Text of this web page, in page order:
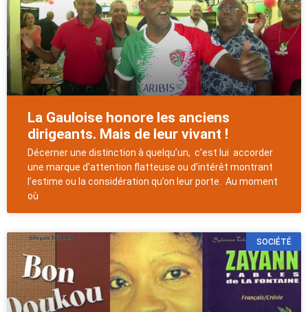
La Gauloise honore les anciens
dirigeants. Mais de leur vivant !
Décerner une distinction à quelqu’un, c’est lui accorder
une marque d’attention flatteuse ou d’intérêt montrant
l’estime ou la considération qu’on leur porte. Au moment
où
SOCIÉTÉ